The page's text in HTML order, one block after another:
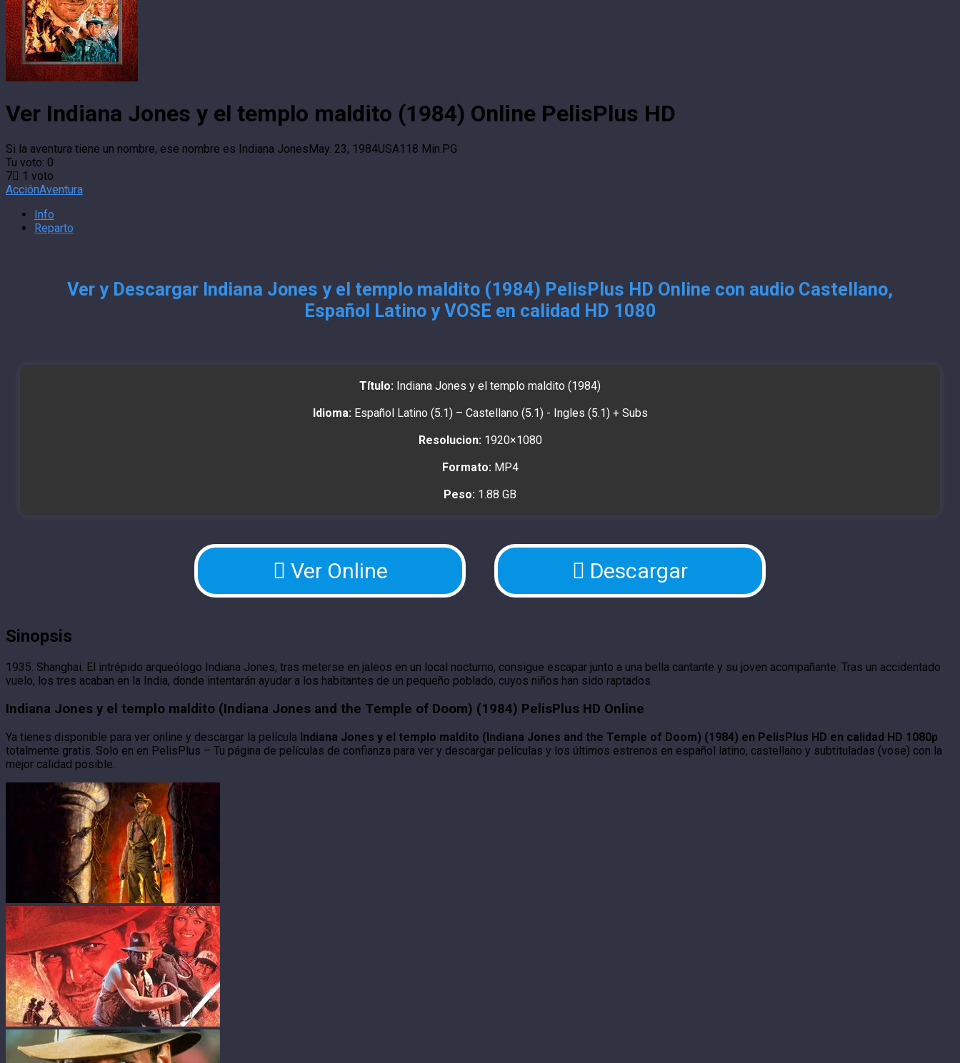
Ver Indiana Jones y el templo maldito (1984) Online PelisPlus HD
Si la aventura tiene un nombre, ese nombre es Indiana JonesMay. 23, 1984USA118 Min.PG
Tu voto: 0
7
1 voto
AcciónAventura
Info
Reparto
Ver y Descargar Indiana Jones y el templo maldito (1984) PelisPlus HD Online con audio Castellano,
Español Latino y VOSE en calidad HD 1080
Título: Indiana Jones y el templo maldito (1984)
Idioma: Español Latino (5.1) – Castellano (5.1) - Ingles (5.1) + Subs
Resolucion: 1920×1080
Formato: MP4
Peso: 1.88 GB
Ver Online Descargar
Sinopsis
1935. Shanghai. El intrépido arqueólogo Indiana Jones, tras meterse en jaleos en un local nocturno, consigue escapar junto a una bella cantante y su joven acompañante. Tras un accidentado
vuelo, los tres acaban en la India, donde intentarán ayudar a los habitantes de un pequeño poblado, cuyos niños han sido raptados.
Indiana Jones y el templo maldito (Indiana Jones and the Temple of Doom) (1984) PelisPlus HD Online
Ya tienes disponible para ver online y descargar la película Indiana Jones y el templo maldito (Indiana Jones and the Temple of Doom) (1984) en PelisPlus HD en calidad HD 1080p
totalmente gratis. Solo en en PelisPlus – Tu página de películas de confianza para ver y descargar películas y los últimos estrenos en español latino, castellano y subtituladas (vose) con la
mejor calidad posible.